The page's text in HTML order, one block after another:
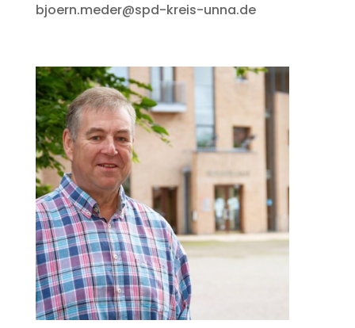
bjoern.meder@spd-kreis-unna.de